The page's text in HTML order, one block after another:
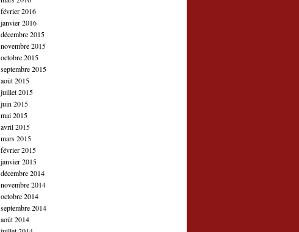
février 2016
janvier 2016
décembre 2015
novembre 2015
octobre 2015
septembre 2015
août 2015
juillet 2015
juin 2015
mai 2015
avril 2015
mars 2015
février 2015
janvier 2015
décembre 2014
novembre 2014
octobre 2014
septembre 2014
août 2014